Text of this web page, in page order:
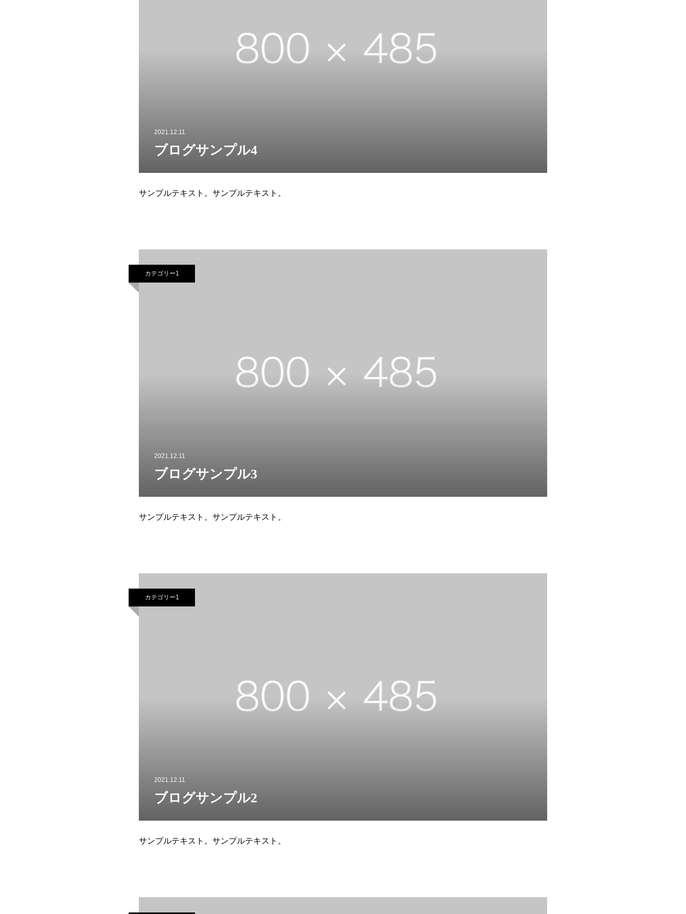
2021.12.11
ブログサンプル4
サンプルテキスト。サンプルテキスト。
カテゴリー1
2021.12.11
ブログサンプル3
サンプルテキスト。サンプルテキスト。
カテゴリー1
2021.12.11
ブログサンプル2
サンプルテキスト。サンプルテキスト。